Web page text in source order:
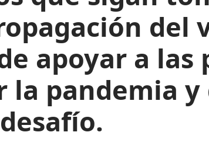
del
apoyar a las
la pandemia